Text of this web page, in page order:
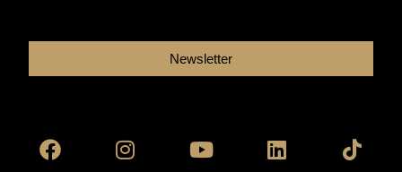
Newsletter